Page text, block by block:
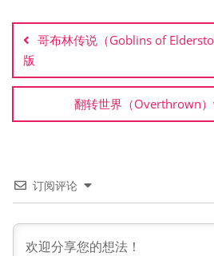
章
导
航
哥布林传说（Goblins of
版
翻转世界（Overthrown
订阅评论